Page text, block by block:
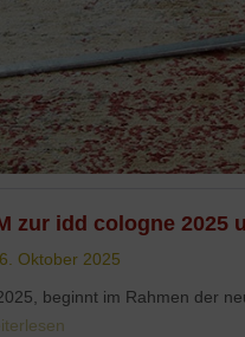
zur idd cologne 2025
Oktober 2025
beginnt im Rahmen der